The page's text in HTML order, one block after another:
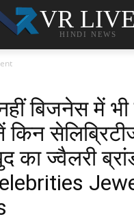
VR
HINDI NEWS
बिजनेस में
किन
का ज्वैलरी